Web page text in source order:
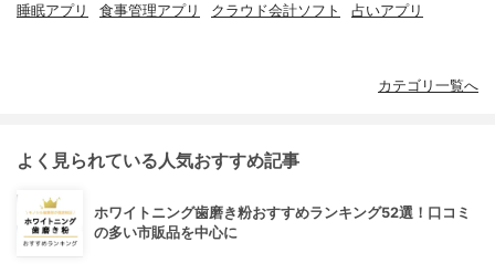
睡眠アプリ 食事管理アプリ クラウド会計ソフト 占いアプリ
カテゴリ一覧へ
よく見られている人気おすすめ記事
ホワイトニング歯磨き粉おすすめランキング52選！口コミ
の多い市販品を中心に